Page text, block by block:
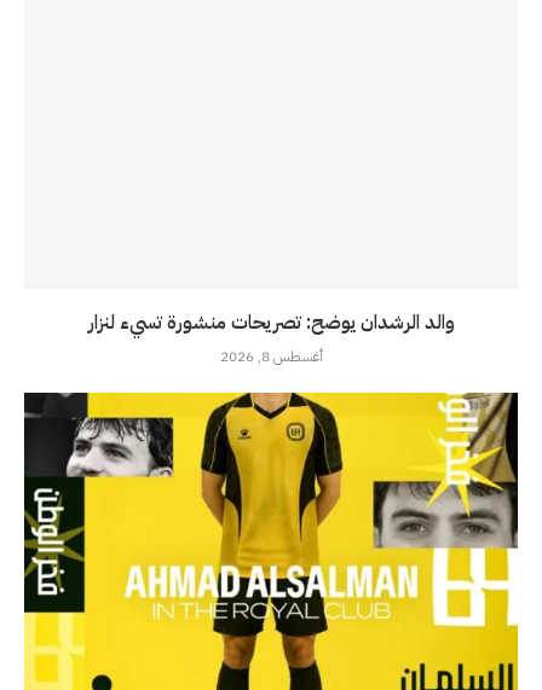
والد الرشدان يوضح: تصريحات منشورة تسيء لنزار
أغسطس 8, 2026